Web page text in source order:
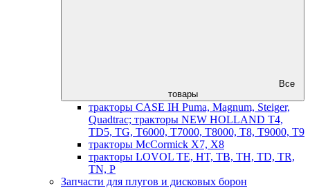
Все
товары
тракторы CASE IH Puma, Magnum, Steiger,
Quadtrac; тракторы NEW HOLLAND T4,
TD5, TG, T6000, T7000, T8000, T8, T9000, T9
тракторы McCormick X7, X8
тракторы LOVOL TE, HT, TB, TH, TD, TR,
TN, P
Запчасти для плугов и дисковых борон